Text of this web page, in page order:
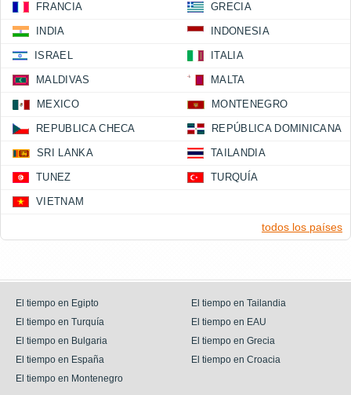
FRANCIA GRECIA
INDIA INDONESIA
ISRAEL ITALIA
MALDIVAS MALTA
MEXICO MONTENEGRO
REPUBLICA CHECA REPÚBLICA DOMINICANA
SRI LANKA TAILANDIA
TUNEZ TURQUÍA
VIETNAM
todos los países
El tiempo en Egipto
El tiempo en Tailandia
El tiempo en Turquía
El tiempo en EAU
El tiempo en Bulgaria
El tiempo en Grecia
El tiempo en España
El tiempo en Croacia
El tiempo en Montenegro